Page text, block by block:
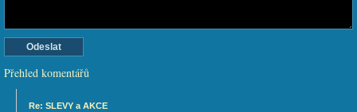
Přehled komentářů
Re: SLEVY a AKCE